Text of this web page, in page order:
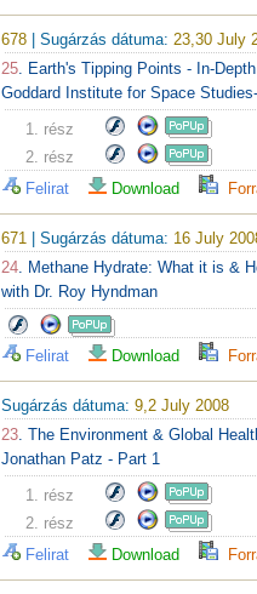
678 | Sugárzás dátuma: 23,30 July
25. Earth's Tipping Points - In-
Goddard Institute for Space
1. rész
2. rész
Felirat
Download
671 | Sugárzás dátuma: 16 July
24. Methane Hydrate: What it is &
with Dr. Roy Hyndman
Felirat Download
Sugárzás dátuma: 9,2 July 2008
23. The Environment & Global
Jonathan Patz - Part 1
1. rész
2. rész
Felirat
Download